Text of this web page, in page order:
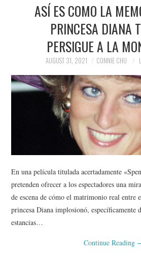
ASÍ ES COMO LA
PRINCESA DIANA
PERSIGUE A LA
AUGUST 31, 2021 CONNIE CHU
En una película titulada acertadamente
pretenden ofrecer a los espectadores una
de escena de cómo el matrimonio real entre
princesa Diana implosionó, específicamente
estancias…
Continue Reading